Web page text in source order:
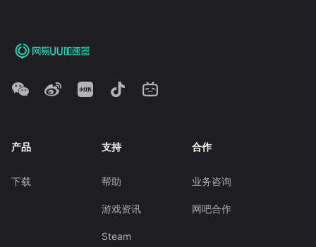
产品
下载
支持
帮助
游戏资讯
Steam
合作
业务咨询
网吧合作